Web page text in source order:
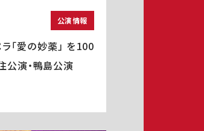
公演情報
「愛の妙薬」 を100
公演・鴨島公演